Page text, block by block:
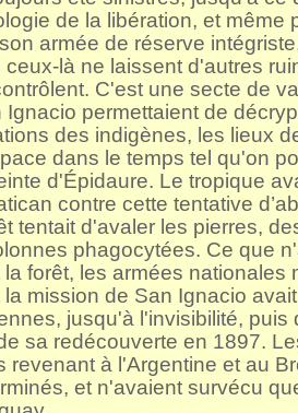
de la libération, et même
armée de réserve
là ne laissent d'autres
C'est une secte de
permettaient de
des indigènes, les lieux
dans le temps tel qu'on
d'Épidaure. Le tropique
contre cette tentative
tentait d'avaler les pierres,
phagocytées. Ce que
forêt, les armées nationales
la mission de San Ignacio
jusqu'à l'invisibilité, puis
sa redécouverte en 1897.
revenant à l'Argentine et au
et n'avaient survécu